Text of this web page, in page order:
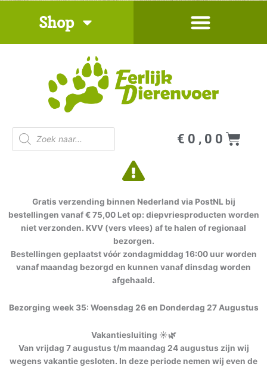
inhoud
Shop
Producten
zoeken
€ 0,00
Gratis verzending binnen Nederland via PostNL bij
bestellingen vanaf € 75,00 Let op: diepvriesproducten worden
niet verzonden. KVV (vers vlees) af te halen of regionaal
bezorgen.
Bestellingen geplaatst vóór zondagmiddag 16:00 uur worden
vanaf maandag bezorgd en kunnen vanaf dinsdag worden
afgehaald.
Bezorging week 35: Woensdag 26 en Donderdag 27 Augustus
Vakantiesluiting ☀️🌿
Van vrijdag 7 augustus t/m maandag 24 augustus zijn wij
wegens vakantie gesloten. In deze periode nemen wij even de